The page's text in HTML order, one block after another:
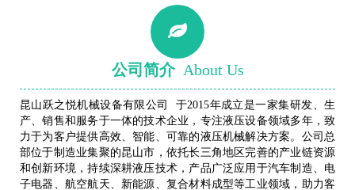
公司简介 About Us
昆山跃之悦机械设备有限公司 于2015年成立是一家集研发、生
产、销售和服务于一体的技术企业，专注液压设备领域多年，致
力于为客户提供高效、智能、可靠的液压机械解决方案。公司总
部位于制造业集聚的昆山市，依托长三角地区完善的产业链资源
和创新环境，持续深耕液压技术，产品广泛应用于汽车制造、电
子电器、航空航天、新能源、复合材料成型等工业领域，助力客